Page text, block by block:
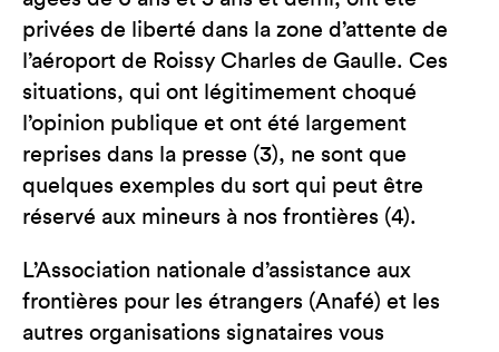
privées de liberté dans la zone d’attente de
l’aéroport de Roissy Charles de Gaulle. Ces
situations, qui ont légitimement choqué
l’opinion publique et ont été largement
reprises dans la presse (3), ne sont que
quelques exemples du sort qui peut être
réservé aux mineurs à nos frontières (4).
L’Association nationale d’assistance aux
frontières pour les étrangers (Anafé) et les
autres organisations signataires vous